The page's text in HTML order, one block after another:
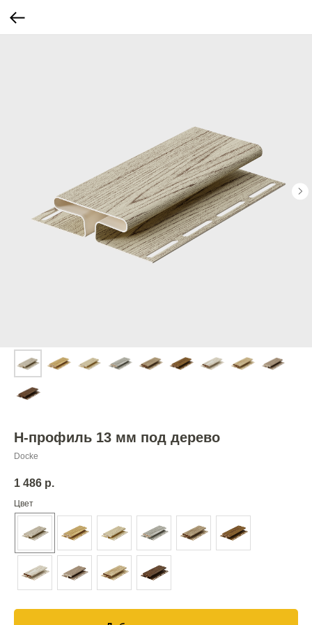
H-профиль 13 мм под дерево
Docke
1 486 р.
Цвет